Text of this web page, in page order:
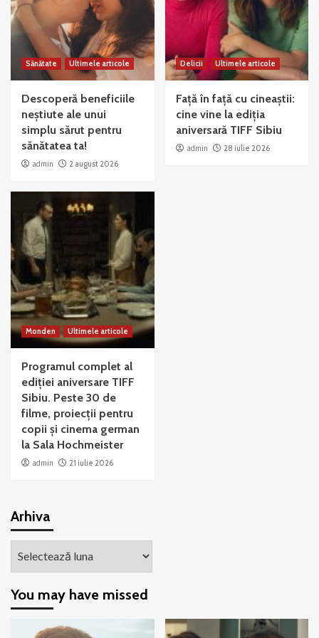
Sănătate Ultimele articole
Descoperă beneficiile
neștiute ale unui
simplu sărut pentru
sănătatea ta!
admin 2 august 2026
Delicii Ultimele articole
Față în față cu cineaștii:
cine vine la ediția
aniversară TIFF Sibiu
admin 28 iulie 2026
Monden Ultimele articole
Programul complet al
ediției aniversare TIFF
Sibiu. Peste 30 de
filme, proiecții pentru
copii și cinema german
la Sala Hochmeister
admin 21 iulie 2026
Arhiva
You may have missed